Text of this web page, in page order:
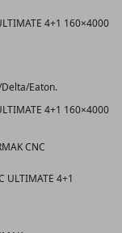
Eaton.